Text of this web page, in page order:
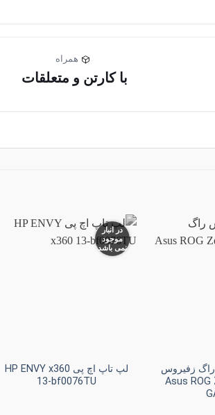
همراه
با کارتن و متعلقات
زفیروس
Asus ROG
در انبار
موجود
نمی باشد
لپ تاپ اچ پی HP ENVY x360
13-bf0076TU